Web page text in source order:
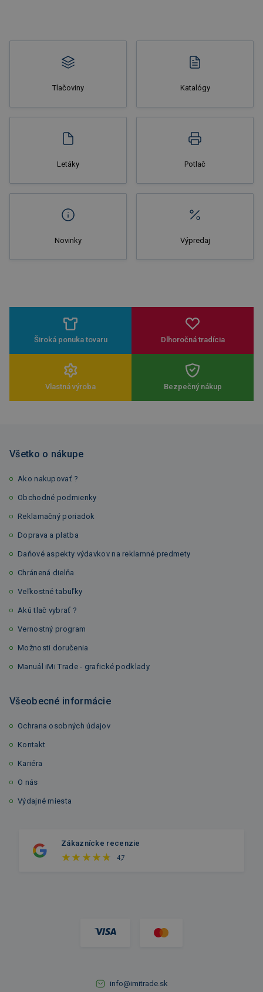
Tlačoviny Katalógy
Letáky Potlač
Novinky Výpredaj
Široká ponuka tovaru Dlhoročná tradícia
Vlastná výroba Bezpečný nákup
Všetko o nákupe
Ako nakupovať ?
Obchodné podmienky
Reklamačný poriadok
Doprava a platba
Daňové aspekty výdavkov na reklamné predmety
Chránená dielňa
Veľkostné tabuľky
Akú tlač vybrať ?
Vernostný program
Možnosti doručenia
Manuál iMi Trade - grafické podklady
Všeobecné informácie
Ochrana osobných údajov
Kontakt
Kariéra
O nás
Výdajné miesta
Zákaznícke recenzie
4,7
info@imitrade.sk